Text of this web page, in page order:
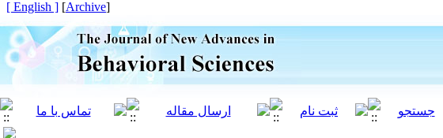
[
Archive
]
[ English ]